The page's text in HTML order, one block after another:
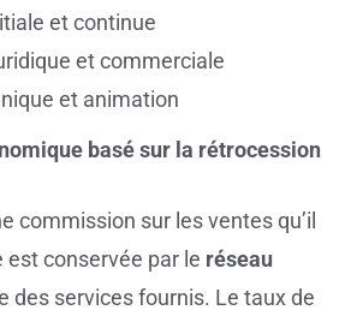
et continue
et commerciale
et animation
basé sur la rétrocession
commission sur les ventes qu’il
est conservée par le réseau
des services fournis. Le taux de